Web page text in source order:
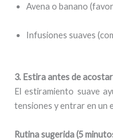
Avena o banano
Infusiones suaves
3. Estira antes de
El estiramiento suave
tensiones y entrar en un
Rutina sugerida (5